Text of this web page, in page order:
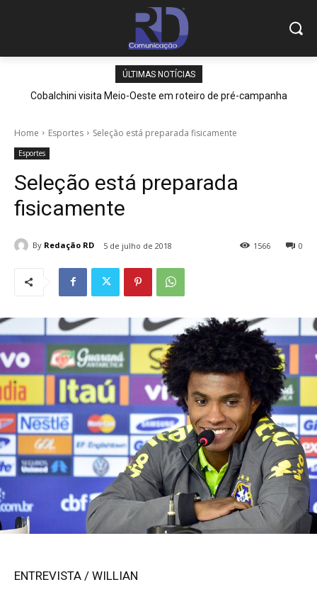
ÚLTIMAS NOTÍCIAS
Cobalchini visita Meio-Oeste em roteiro de pré-campanha
Home Esportes Seleção está preparada fisicamente
Esportes
Seleção está preparada
fisicamente
By Redação RD 5 de julho de 2018 0
1566
ENTREVISTA / WILLIAN